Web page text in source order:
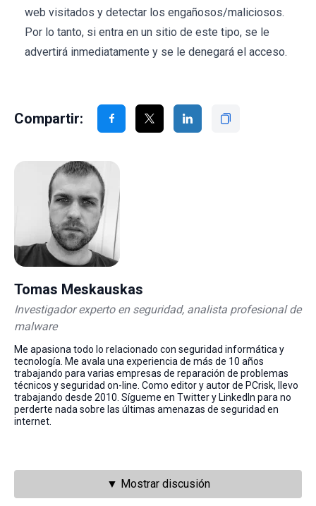
web visitados y detectar los engañosos/maliciosos.
Por lo tanto, si entra en un sitio de este tipo, se le
advertirá inmediatamente y se le denegará el acceso.
Compartir:
Tomas Meskauskas
Investigador experto en seguridad, analista profesional de
malware
Me apasiona todo lo relacionado con seguridad informática y
tecnología. Me avala una experiencia de más de 10 años
trabajando para varias empresas de reparación de problemas
técnicos y seguridad on-line. Como editor y autor de PCrisk, llevo
trabajando desde 2010. Sígueme en Twitter y LinkedIn para no
perderte nada sobre las últimas amenazas de seguridad en
internet.
▼ Mostrar discusión